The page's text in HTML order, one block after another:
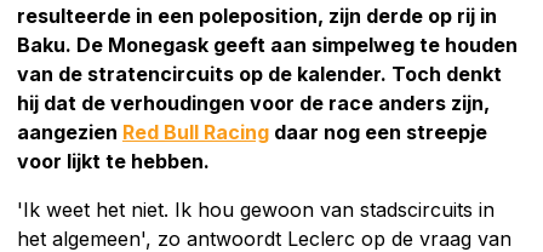
resulteerde in een poleposition, zijn derde op rij in
Baku. De Monegask geeft aan simpelweg te houden
van de stratencircuits op de kalender. Toch denkt
hij dat de verhoudingen voor de race anders zijn,
aangezien Red Bull Racing daar nog een streepje
voor lijkt te hebben.
'Ik weet het niet. Ik hou gewoon van stadscircuits in
het algemeen', zo antwoordt Leclerc op de vraag van